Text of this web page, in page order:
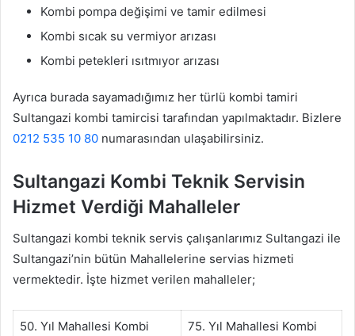
Kombi pompa değişimi ve tamir edilmesi
Kombi sıcak su vermiyor arızası
Kombi petekleri ısıtmıyor arızası
Ayrıca burada sayamadığımız her türlü kombi tamiri
Sultangazi kombi tamircisi tarafından yapılmaktadır. Bizlere
0212 535 10 80 numarasından ulaşabilirsiniz.
Sultangazi Kombi Teknik Servisin
Hizmet Verdiği Mahalleler
Sultangazi kombi teknik servis çalışanlarımız Sultangazi ile
Sultangazi’nin bütün Mahallelerine servias hizmeti
vermektedir. İşte hizmet verilen mahalleler;
50. Yıl Mahallesi Kombi
75. Yıl Mahallesi Kombi